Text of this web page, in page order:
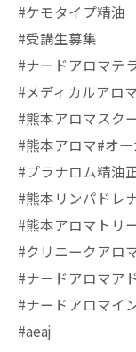
#ケモタイプ精油
#受講生募集
#ナードアロマテ
#メディカルアロ
#熊本アロマスク
#熊本アロマ#オ
#プラナロム精油
#熊本リンパドレ
#熊本アロマトリ
#クリニークアロ
#ナードアロマア
#ナードアロマイ
#aeaj